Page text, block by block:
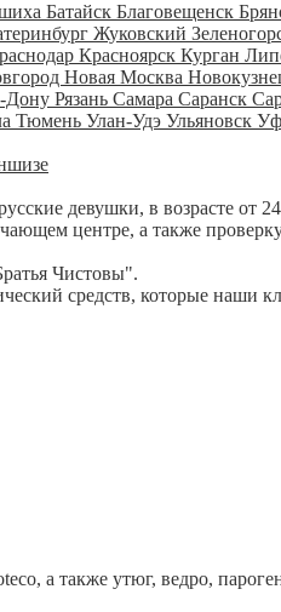
Батайск Благовещенск
Жуковский
Красноярск Курган
Новая Москва
Дону Рязань Самара Саранск
Тюмень Улан-Удэ Ульяновск
девушки, в возрасте от
центре, а также
Чистовы".
средств, которые наши
а также утюг, ведро,